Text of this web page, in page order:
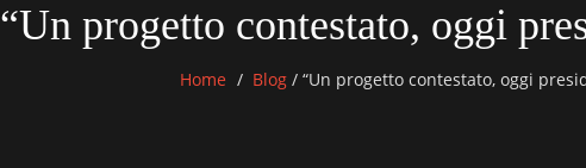
“Un progetto contestato, oggi
Home Blog /“Un progetto contestato, oggi